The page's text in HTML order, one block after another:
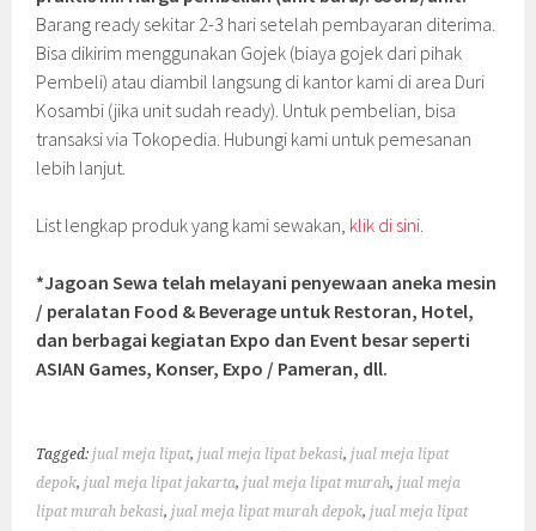
Barang ready sekitar 2-3 hari setelah pembayaran diterima.
Bisa dikirim menggunakan Gojek (biaya gojek dari pihak
Pembeli) atau diambil langsung di kantor kami di area Duri
Kosambi (jika unit sudah ready). Untuk pembelian, bisa
transaksi via Tokopedia. Hubungi kami untuk pemesanan
lebih lanjut.
List lengkap produk yang kami sewakan, klik di sini.
*Jagoan Sewa telah melayani penyewaan aneka mesin
/ peralatan Food & Beverage untuk Restoran, Hotel,
dan berbagai kegiatan Expo dan Event besar seperti
ASIAN Games, Konser, Expo / Pameran, dll.
Tagged:jual meja lipat,jual meja lipat bekasi,jual meja lipat
depok,jual meja lipat jakarta,jual meja lipat murah,jual meja
lipat murah bekasi,jual meja lipat murah depok,jual meja lipat